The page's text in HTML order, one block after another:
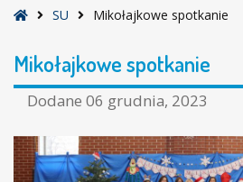
Strona
SU Mikołajkowe spotkanie
Mikołajkowe spotkanie
Dodane 06 grudnia, 2023